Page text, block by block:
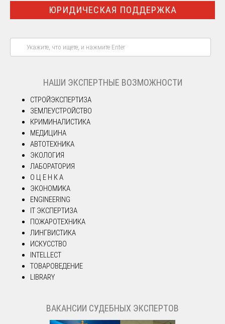
ЮРИДИЧЕСКАЯ ПОДДЕРЖКА
НАШИ ЭКСПЕРТНЫЕ ВОЗМОЖНОСТИ
СТРОЙЭКСПЕРТИЗА
ЗЕМЛЕУСТРОЙСТВО
КРИМИНАЛИСТИКА
МЕДИЦИНА
АВТОТЕХНИКА
ЭКОЛОГИЯ
ЛАБОРАТОРИЯ
О Ц Е Н К А
ЭКОНОМИКА
ENGINEERING
IT ЭКСПЕРТИЗА
ПОЖАРОТЕХНИКА
ЛИНГВИСТИКА
ИСКУССТВО
INTELLECT
ТОВАРОВЕДЕНИЕ
LIBRARY
ВАКАНСИИ СУДЕБНЫХ ЭКСПЕРТОВ